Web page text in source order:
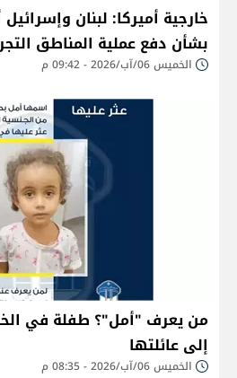
خارجية أميركا: لبنان
بشأن دفع عملية المناطق
الخميس 06/آب/2026 - 09:42 م
من يعرف "أمل"؟ طفلة في
إلى عائلتها
الخميس 06/آب/2026 - 08:35 م